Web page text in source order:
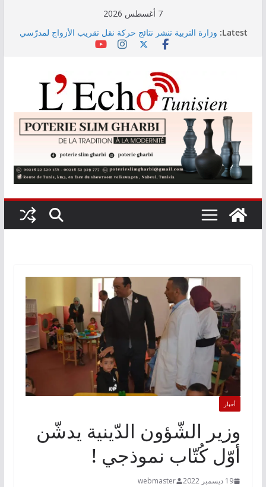
7 أغسطس 2026
Latest: وزارة التربية تنشر نتائج حركة نقل تقريب الأزواج لمدرّسي
التعليم الابتدائي لسنة 2026
التمهيدي الأوّل
“نسناس وبهناس”.. عرض مسرحي جديد للأطفال يجمع بين
الترفيه والقيم التربوية بمدينة الثقافة
اليوم: قرعة الدور التمهيدي لرابطة الأبطال وكأس
الكونفدرالية
أخبار
وزير الشّؤون الدّينية يدشّن
أوّل كُتّاب نموذجي !
19 ديسمبر 2022 webmaster